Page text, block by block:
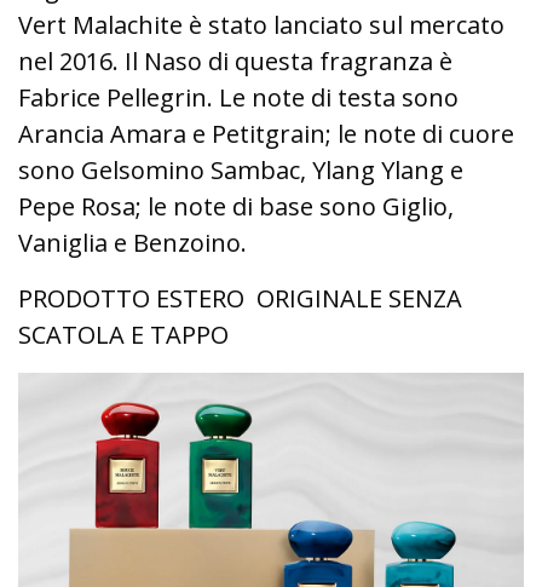
Vert Malachite è stato lanciato sul mercato
nel 2016. Il Naso di questa fragranza è
Fabrice Pellegrin. Le note di testa sono
Arancia Amara e Petitgrain; le note di cuore
sono Gelsomino Sambac, Ylang Ylang e
Pepe Rosa; le note di base sono Giglio,
Vaniglia e Benzoino.
PRODOTTO ESTERO ORIGINALE SENZA
SCATOLA E TAPPO